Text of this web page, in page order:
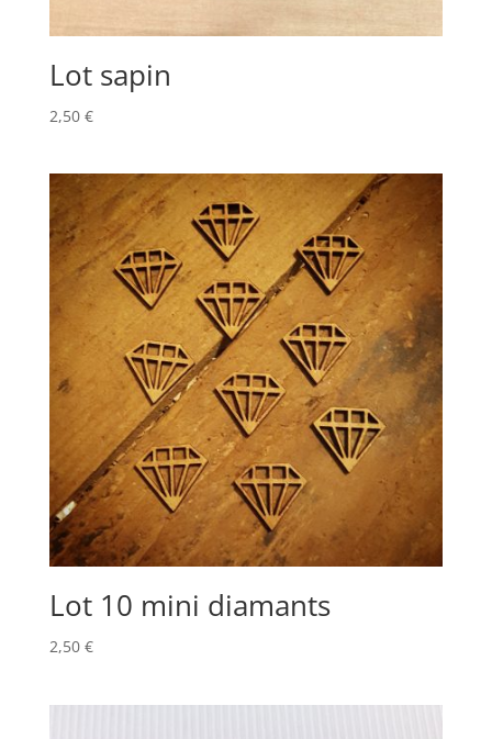
Lot sapin
2,50 €
Lot 10 mini diamants
2,50 €